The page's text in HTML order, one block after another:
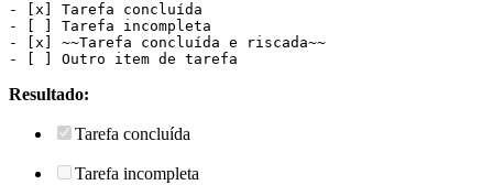
- [x] Tarefa concluída
- [ ] Tarefa incompleta
- [x] ~~Tarefa concluída e riscada~~
- [ ] Outro item de tarefa
Resultado:
Tarefa concluída
Tarefa incompleta